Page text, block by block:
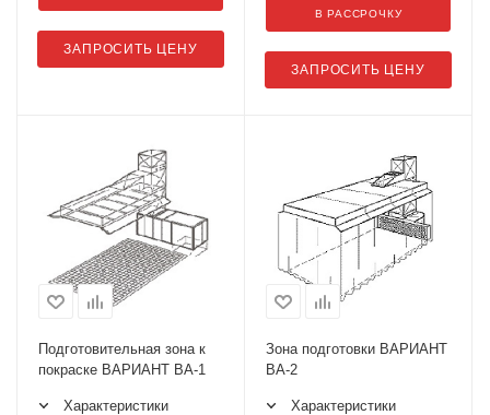
ЗАПРОСИТЬ ЦЕНУ
ЗАПРОСИТЬ ЦЕНУ
В РАССРОЧКУ
Подготовительная зона к
покраске ВАРИАНТ ВА-1
Характеристики
Зона подготовки ВАРИАНТ
ВА-2
Характеристики